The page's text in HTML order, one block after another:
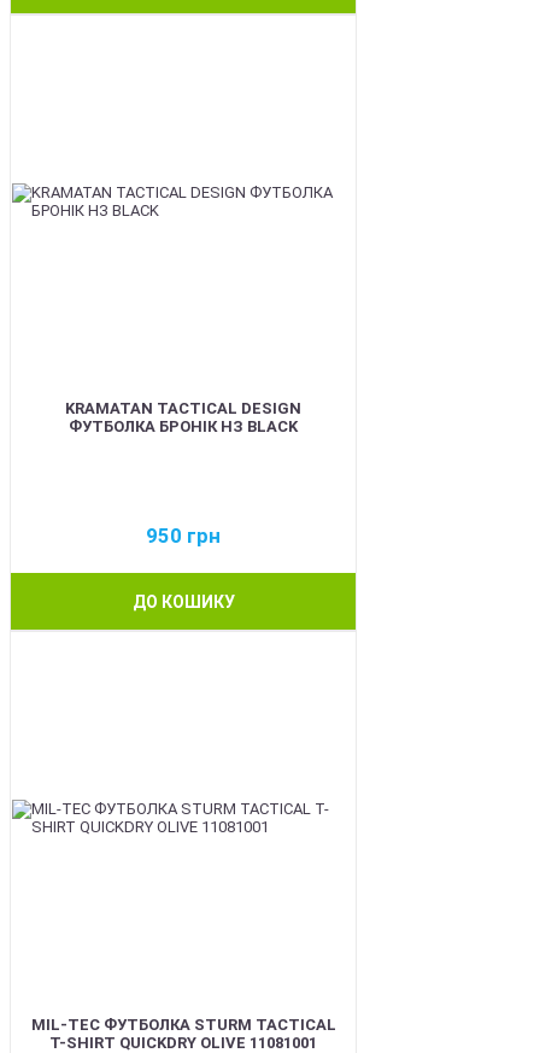
KRAMATAN TACTICAL DESIGN
ФУТБОЛКА БРОНІК НЗ BLACK
950 грн
ДО КОШИКУ
MIL-TEC ФУТБОЛКА STURM TACTICAL
T-SHIRT QUICKDRY OLIVE 11081001